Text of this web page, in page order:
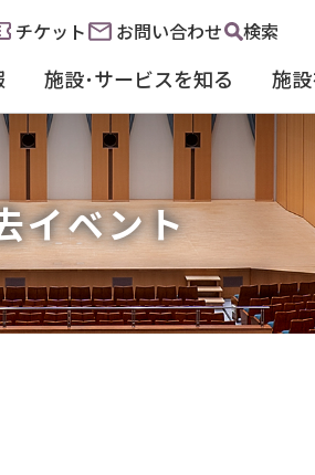
チケット お問い合わせ 検索
施設･サービスを知る 施
イベント